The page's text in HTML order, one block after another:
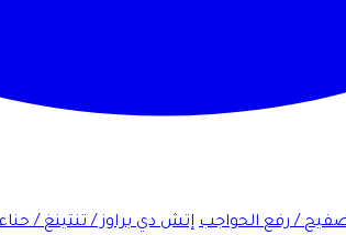
/ رفع الحواجب إتش دي براوز / تنتينغ /